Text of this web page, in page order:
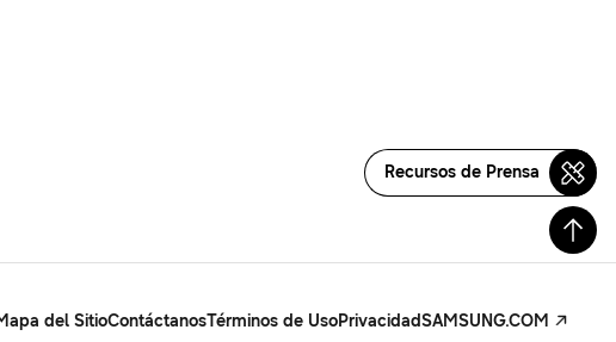
Recursos de Prensa
del SitioContáctanosTérminos de UsoPrivacidadSAMSUNG.COM